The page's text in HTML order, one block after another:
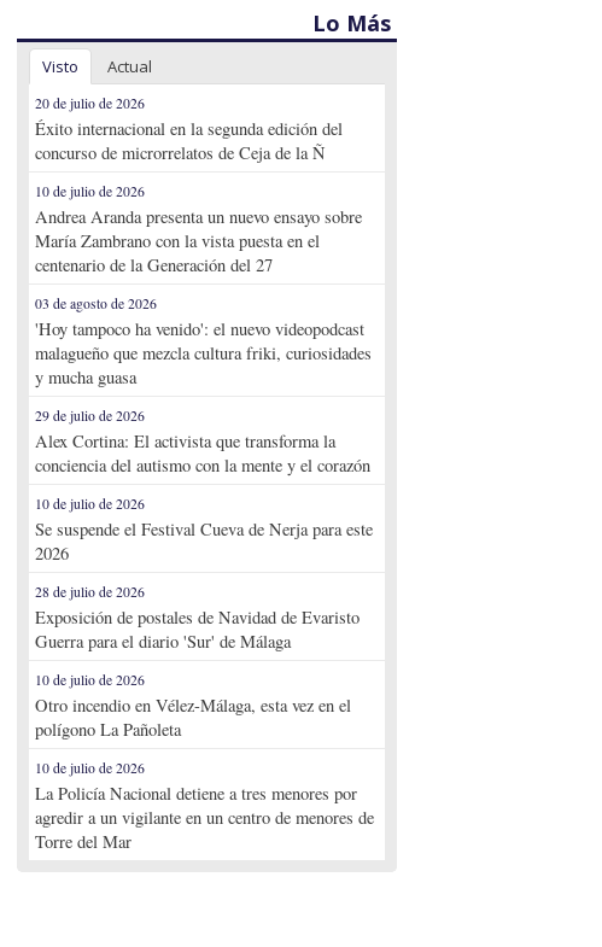
Lo Más
Visto Actual
20 de julio de 2026
Éxito internacional en la segunda edición del
concurso de microrrelatos de Ceja de la Ñ
10 de julio de 2026
Andrea Aranda presenta un nuevo ensayo sobre
María Zambrano con la vista puesta en el
centenario de la Generación del 27
03 de agosto de 2026
'Hoy tampoco ha venido': el nuevo videopodcast
malagueño que mezcla cultura friki, curiosidades
y mucha guasa
29 de julio de 2026
Alex Cortina: El activista que transforma la
conciencia del autismo con la mente y el corazón
10 de julio de 2026
Se suspende el Festival Cueva de Nerja para este
2026
28 de julio de 2026
Exposición de postales de Navidad de Evaristo
Guerra para el diario 'Sur' de Málaga
10 de julio de 2026
Otro incendio en Vélez-Málaga, esta vez en el
polígono La Pañoleta
10 de julio de 2026
La Policía Nacional detiene a tres menores por
agredir a un vigilante en un centro de menores de
Torre del Mar